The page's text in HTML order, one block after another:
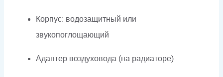
Корпус: водозащитный или
звукопоглощающий
Адаптер воздуховода (на радиаторе)